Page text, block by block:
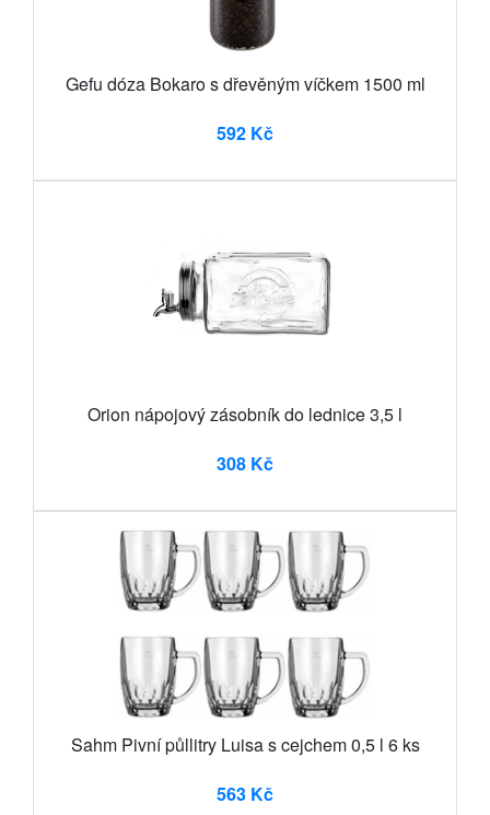
Gefu dóza Bokaro s dřevěným víčkem 1500 ml
592 Kč
Orion nápojový zásobník do lednice 3,5 l
308 Kč
Sahm Pivní půllitry Luisa s cejchem 0,5 l 6 ks
563 Kč